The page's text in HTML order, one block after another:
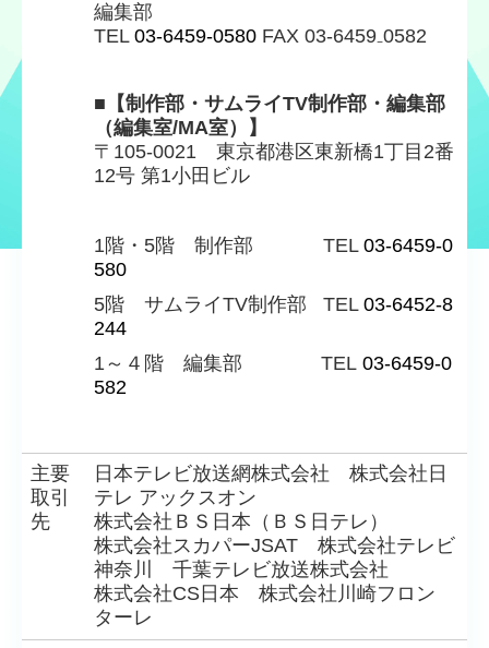
編集部
TEL 03-6459-0580 FAX 03-6459₋0582
■【制作部・サムライTV制作部・編集部
（編集室/MA室）】
〒105-0021 東京都港区東新橋1丁目2番
12号 第1小田ビル
1階・5階 制作部 TEL 03-6459-0
580
5階 サムライTV制作部 TEL 03-6452-8
244
1～４階 編集部 TEL 03-6459-0
582
主要
取引
先
日本テレビ放送網株式会社 株式会社日
テレ アックスオン
株式会社ＢＳ日本（ＢＳ日テレ）
株式会社スカパーJSAT 株式会社テレビ
神奈川 千葉テレビ放送株式会社
株式会社CS日本 株式会社川崎フロン
ターレ